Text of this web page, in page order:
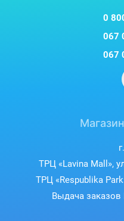
0
067
067
ТРЦ «Lavina Mall»,
ТРЦ «Respublika
Выдача заказов